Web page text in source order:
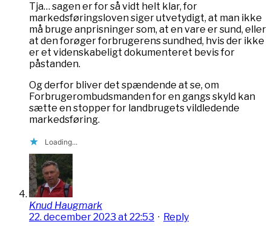
Tja… sagen er for så vidt helt klar, for
markedsføringsloven siger utvetydigt, at man ikke
må bruge anprisninger som, at en vare er sund, eller
at den forøger forbrugerens sundhed, hvis der ikke
er et videnskabeligt dokumenteret bevis for
påstanden.
Og derfor bliver det spændende at se, om
Forbrugerombudsmanden for en gangs skyld kan
sætte en stopper for landbrugets vildledende
markedsføring.
Loading...
Knud Haugmark
22. december 2023 at 22:53 · Reply